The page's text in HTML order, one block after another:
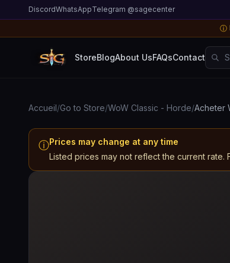
DiscordWhatsAppTelegram @sagecenter
ⓘ
StoreBlogAbout UsFAQsContact
Accueil/Go to Store/WoW Classic - Horde/Acheter
ⓘPrices may change at any time
Listed prices may not reflect the current